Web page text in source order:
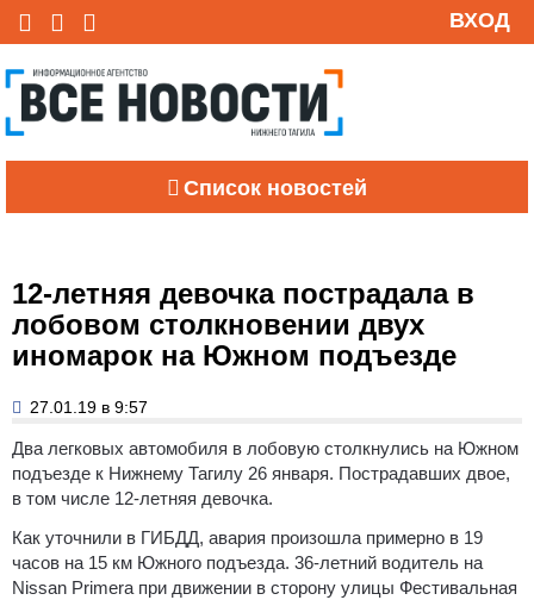
ВХОД
Список новостей
12-летняя девочка пострадала в
лобовом столкновении двух
иномарок на Южном подъезде
27.01.19 в 9:57
Два легковых автомобиля в лобовую столкнулись на Южном
подъезде к Нижнему Тагилу 26 января. Пострадавших двое,
в том числе 12-летняя девочка.
Как уточнили в ГИБДД, авария произошла примерно в 19
часов на 15 км Южного подъезда. 36-летний водитель на
Nissan Primera при движении в сторону улицы Фестивальная